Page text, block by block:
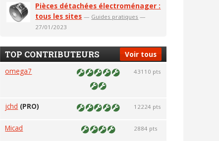
Pièces détachées électroménager :
tous les sites — Guides pratiques —
27/01/2023
Voir tous
TOP CONTRIBUTEURS
omega7 43110 pts
jchd (PRO) 12224 pts
Micad 2884 pts